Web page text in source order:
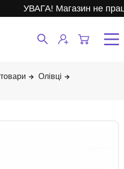
УВАГА! Магазин не
Олівці